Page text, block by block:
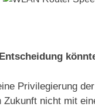
Privilegierung
nicht mit